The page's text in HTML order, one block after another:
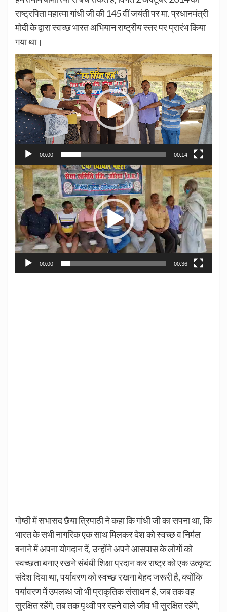
राष्ट्रपिता महात्मा गांधी जी की 145 वीं जयंती पर मा. प्रधानमंत्री
मोदी के द्वारा स्वच्छ भारत अभियान राष्ट्रीय स्तर पर प्रारंभ किया
गया था।
Video
Player
00:00 00:14
Video
Player
00:00 00:36
गोष्ठी में सभासद छैया त्रिपाठी ने कहा कि गांधी जी का सपना था, कि
भारत के सभी नागरिक एक साथ मिलकर देश को स्वच्छ व निर्मल
बनाने में अपना योगदान दें, उन्होंने अपने आसपास के लोगों को
स्वच्छता बनाए रखने संबंधी शिक्षा प्रदान कर राष्ट्र को एक उत्कृष्ट
संदेश दिया था, पर्यावरण को स्वच्छ रखना बेहद जरूरी है, क्योंकि
पर्यावरण में उपलब्ध जो भी प्राकृतिक संसाधन है, जब तक वह
सुरक्षित रहेंगे, तब तक पृथ्वी पर रहने वाले जीव भी सुरक्षित रहेंगे,